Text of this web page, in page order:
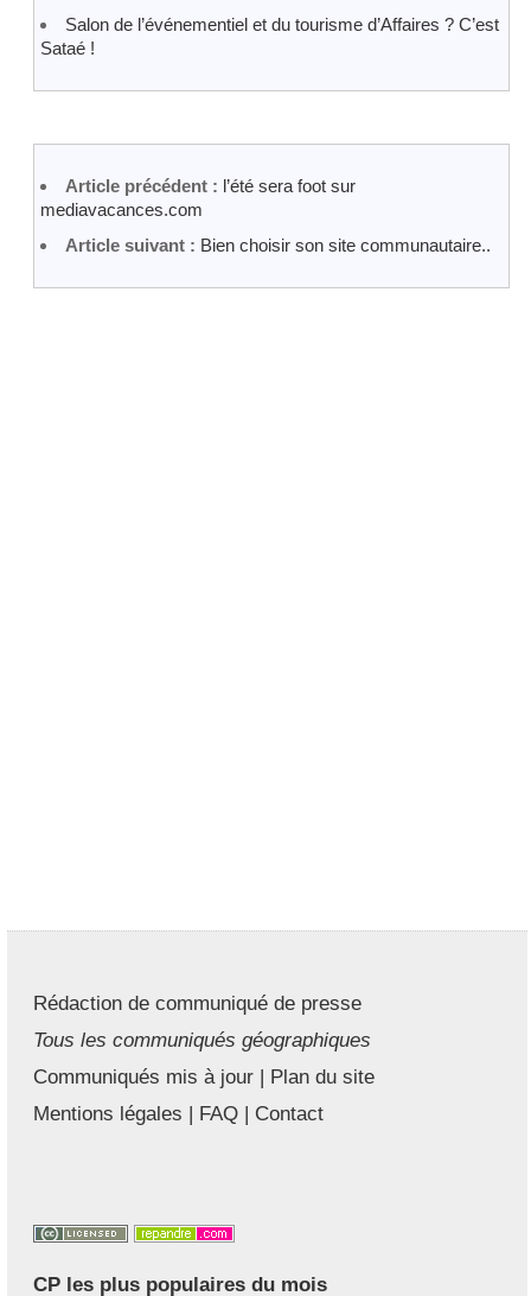
Salon de l’événementiel et du tourisme d’Affaires ? C’est
Sataé !
Article précédent : l’été sera foot sur
mediavacances.com
Article suivant : Bien choisir son site communautaire..
Rédaction de communiqué de presse
Tous les communiqués géographiques
Communiqués mis à jour | Plan du site
Mentions légales | FAQ | Contact
CP les plus populaires du mois